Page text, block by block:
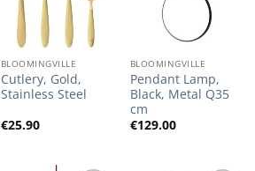
BLOOMINGVILLE
Cutlery, Gold,
Stainless Steel
€25.90
BLOOMINGVILLE
Pendant Lamp,
Black, Metal Q35
cm
€129.00